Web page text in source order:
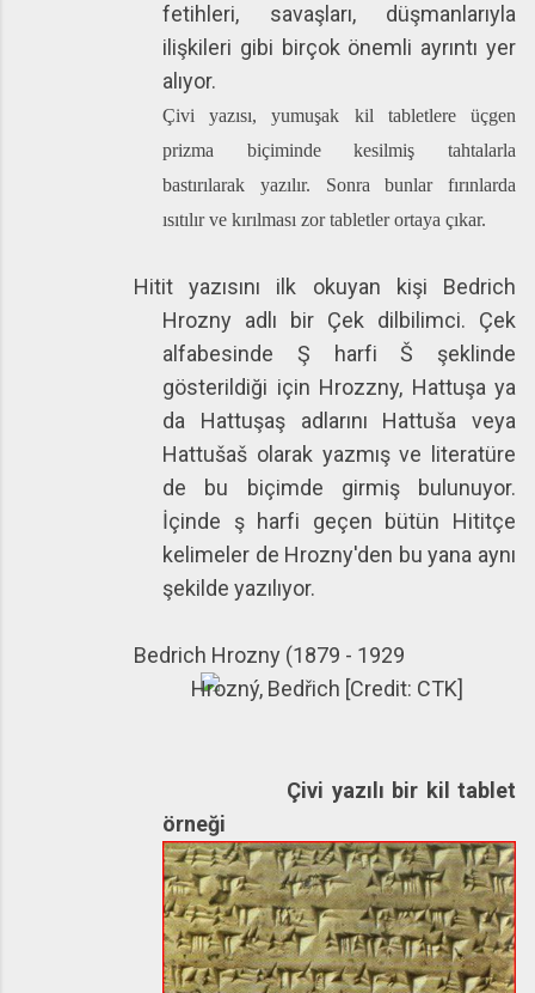
fetihleri, savaşları, düşmanlarıyla
ilişkileri gibi birçok önemli ayrıntı yer
alıyor.
Çivi yazısı, yumuşak kil tabletlere üçgen
prizma biçiminde kesilmiş tahtalarla
bastırılarak yazılır. Sonra bunlar fırınlarda
ısıtılır ve kırılması zor tabletler ortaya çıkar.
Hitit yazısını ilk okuyan kişi Bedrich
Hrozny adlı bir Çek dilbilimci. Çek
alfabesinde Ş harfiŠ şeklinde
gösterildiği için Hrozzny, Hattuşa ya
da Hattuşaş adlarını Hattuša veya
Hattušaš olarak yazmış ve literatüre
de bu biçimde girmiş bulunuyor.
İçinde ş harfi geçen bütün Hititçe
kelimeler de Hrozny'den bu yana aynı
şekilde yazılıyor.
Bedrich Hrozny (1879 - 1929
Çivi yazılı bir kil tablet
örneği